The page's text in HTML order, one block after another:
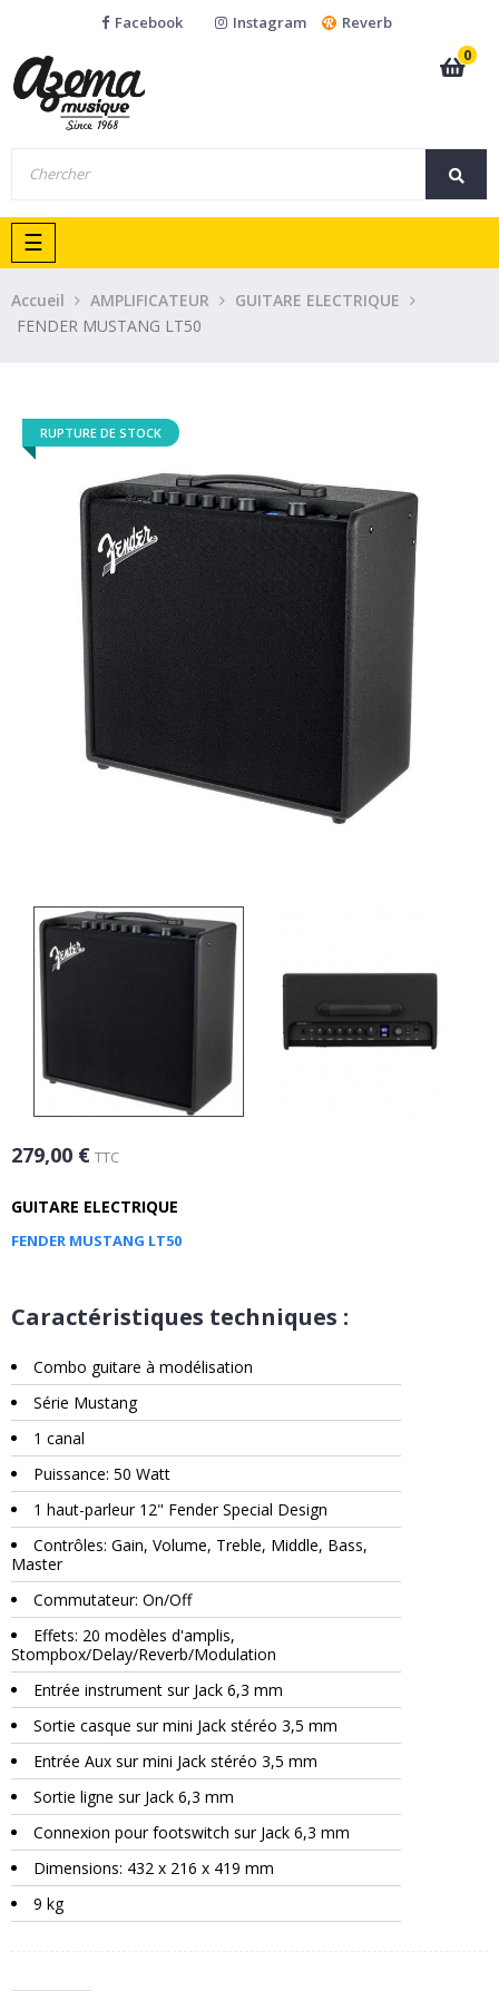
Facebook Instagram
Reverb
0
Basculer
la
navigation
☰
Accueil AMPLIFICATEUR
GUITARE ELECTRIQUE
FENDER MUSTANG LT50
RUPTURE DE STOCK
279,00 € TTC
GUITARE ELECTRIQUE
FENDER MUSTANG LT50
Caractéristiques techniques :
Combo guitare à modélisation
Série Mustang
1 canal
Puissance: 50 Watt
1 haut-parleur 12" Fender Special Design
Contrôles: Gain, Volume, Treble, Middle, Bass,
Master
Commutateur: On/Off
Effets: 20 modèles d'amplis,
Stompbox/Delay/Reverb/Modulation
Entrée instrument sur Jack 6,3 mm
Sortie casque sur mini Jack stéréo 3,5 mm
Entrée Aux sur mini Jack stéréo 3,5 mm
Sortie ligne sur Jack 6,3 mm
Connexion pour footswitch sur Jack 6,3 mm
Dimensions: 432 x 216 x 419 mm
9 kg